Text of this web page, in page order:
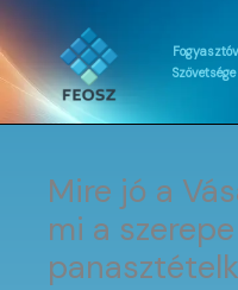
Skip
to
content
Szövetsége
Mire jó a
mi a